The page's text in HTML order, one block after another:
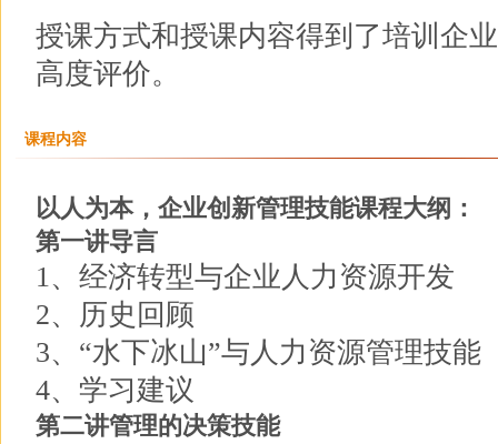
授课方式和授课内容得到了培训企
高度评价。
课程内容
以人为本，企业创新管理技能课程大纲：
第一讲导言
1、经济转型与企业人力资源开发
2、历史回顾
3、“水下冰山”与人力资源管理技能
4、学习建议
第二讲管理的决策技能